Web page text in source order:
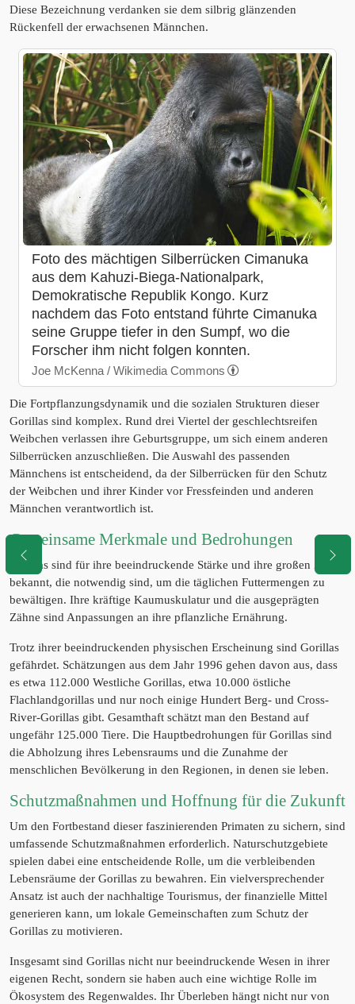
Diese Bezeichnung verdanken sie dem silbrig glänzenden
Rückenfell der erwachsenen Männchen.
Foto des mächtigen Silberrücken Cimanuka
aus dem Kahuzi-Biega-Nationalpark,
Demokratische Republik Kongo. Kurz
nachdem das Foto entstand führte Cimanuka
seine Gruppe tiefer in den Sumpf, wo die
Forscher ihm nicht folgen konnten.
Joe McKenna / Wikimedia Commons
Die Fortpflanzungsdynamik und die sozialen Strukturen dieser
Gorillas sind komplex. Rund drei Viertel der geschlechtsreifen
Weibchen verlassen ihre Geburtsgruppe, um sich einem anderen
Silberrücken anzuschließen. Die Auswahl des passenden
Männchens ist entscheidend, da der Silberrücken für den Schutz
der Weibchen und ihrer Kinder vor Fressfeinden und anderen
Männchen verantwortlich ist.
Gemeinsame Merkmale und Bedrohungen
Gorillas sind für ihre beeindruckende Stärke und ihre großen Zähne
bekannt, die notwendig sind, um die täglichen Futtermengen zu
bewältigen. Ihre kräftige Kaumuskulatur und die ausgeprägten
Zähne sind Anpassungen an ihre pflanzliche Ernährung.
Trotz ihrer beeindruckenden physischen Erscheinung sind Gorillas
gefährdet. Schätzungen aus dem Jahr 1996 gehen davon aus, dass
es etwa 112.000 Westliche Gorillas, etwa 10.000 östliche
Flachlandgorillas und nur noch einige Hundert Berg- und Cross-
River-Gorillas gibt. Gesamthaft schätzt man den Bestand auf
ungefähr 125.000 Tiere. Die Hauptbedrohungen für Gorillas sind
die Abholzung ihres Lebensraums und die Zunahme der
menschlichen Bevölkerung in den Regionen, in denen sie leben.
Schutzmaßnahmen und Hoffnung für die Zukunft
Um den Fortbestand dieser faszinierenden Primaten zu sichern, sind
umfassende Schutzmaßnahmen erforderlich. Naturschutzgebiete
spielen dabei eine entscheidende Rolle, um die verbleibenden
Lebensräume der Gorillas zu bewahren. Ein vielversprechender
Ansatz ist auch der nachhaltige Tourismus, der finanzielle Mittel
generieren kann, um lokale Gemeinschaften zum Schutz der
Gorillas zu motivieren.
Insgesamt sind Gorillas nicht nur beeindruckende Wesen in ihrer
eigenen Recht, sondern sie haben auch eine wichtige Rolle im
Ökosystem des Regenwaldes. Ihr Überleben hängt nicht nur von